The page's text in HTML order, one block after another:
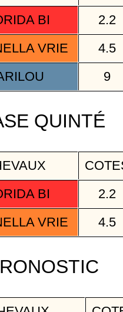
BI
2.2
VRIE
4.5
9
QUINTÉ
BI
2.2
VRIE 4.5